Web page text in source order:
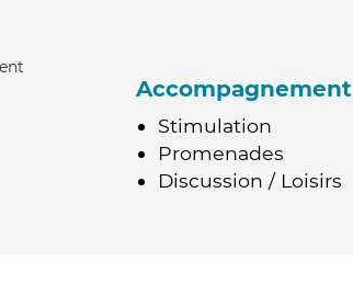
Accompagnement
Stimulation
Promenades
Discussion / Loisirs